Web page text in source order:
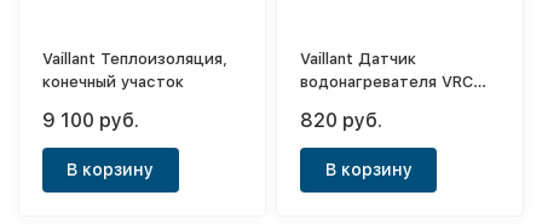
Vaillant Теплоизоляция,
конечный участок
9 100 руб.
В корзину
Vaillant Датчик
водонагревателя VRC
820 руб.
В корзину